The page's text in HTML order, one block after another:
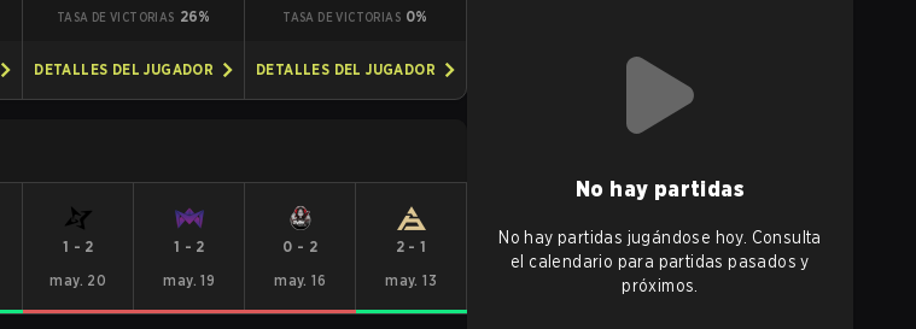
TASA DE VICTORIAS 26%
DETALLES DEL JUGADOR
TASA DE VICTORIAS 0%
DETALLES DEL JUGADOR
1 - 2
may. 20
1 - 2
may. 19
0 - 2
may. 16
2 -1
may. 13
No hay partidas
No hay partidas jugándose hoy. Consulta
el calendario para partidas pasados y
próximos.